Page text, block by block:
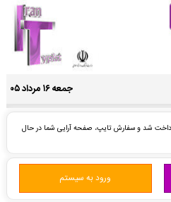
جمعه ۱۶ مرداد ۰۵
شد و سفارش تایپ، صفحه آرایی شما در حال
و پیش فاکتور برای شما صادر گردید. -( جمعه
با موفقیت تایید شد و سفارش ترجمه، شما در
ورود به سیستم